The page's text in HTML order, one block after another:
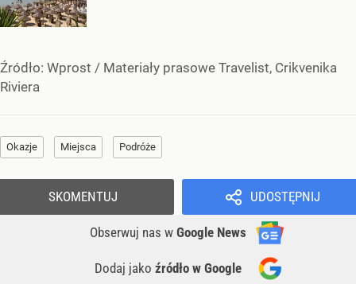
Źródło: Wprost / Materiały prasowe Travelist, Crikvenika
Riviera
Okazje Miejsca Podróże
UDOSTĘPNIJ
Obserwuj nas w Google News
Dodaj jako źródło w Google
SKOMENTUJ